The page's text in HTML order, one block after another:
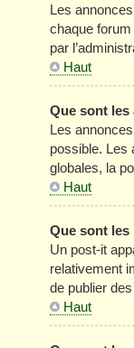
Les
chaque
par
Haut
Que sont les
Les
possible. Les
globales, la
Haut
Que sont
Un post-it
relativement
de publier
Haut